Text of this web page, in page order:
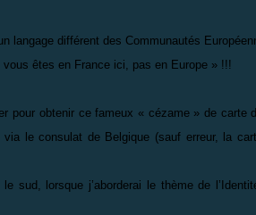
langage différent des Communautés
êtes en France ici, pas en Europe » !!!
pour obtenir ce fameux « cézame » de carte
le consulat de Belgique (sauf erreur, la
sud, lorsque j’aborderai le thème de